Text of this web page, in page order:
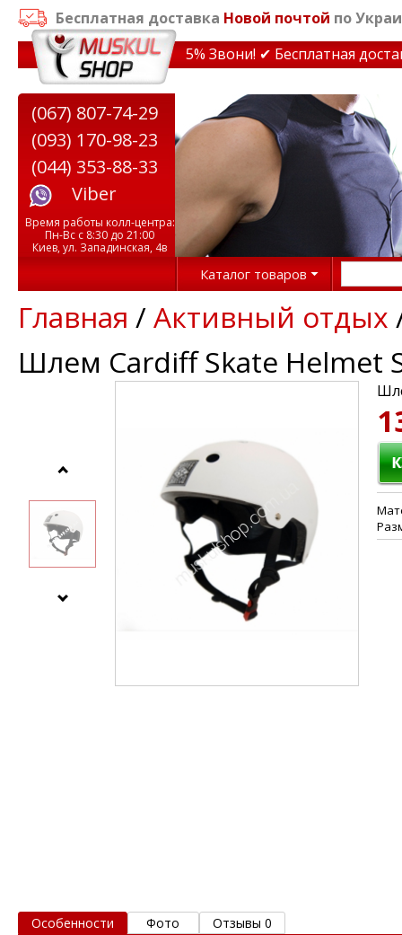
Бесплатная доставка Новой почтой по
на тренажеры до 15% Звони! ✔ Бесплатная
(067) 807-74-29
(093) 170-98-23
(044) 353-88-33
Viber
Время работы колл-центра:
Пн-Вс с 8:30 до 21:00
Киев, ул. Западинская, 4в
Каталог товаров
Главная /Активный отдых
Шлем Cardiff Skate Helmet
Особенности Фото Отзывы 0